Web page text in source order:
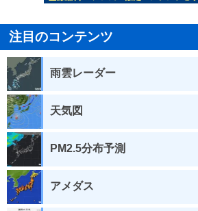
注目のコンテンツ
雨雲レーダー
天気図
PM2.5分布予測
アメダス